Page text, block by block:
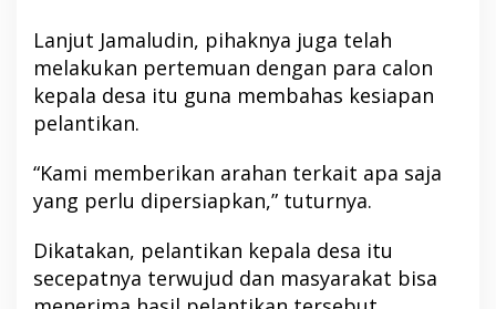
Lanjut Jamaludin, pihaknya juga telah
melakukan pertemuan dengan para calon
kepala desa itu guna membahas kesiapan
pelantikan.
“Kami memberikan arahan terkait apa saja
yang perlu dipersiapkan,” tuturnya.
Dikatakan, pelantikan kepala desa itu
secepatnya terwujud dan masyarakat bisa